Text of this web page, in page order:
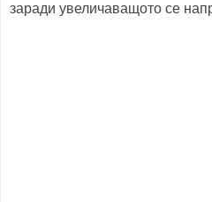
заради увеличаващото се